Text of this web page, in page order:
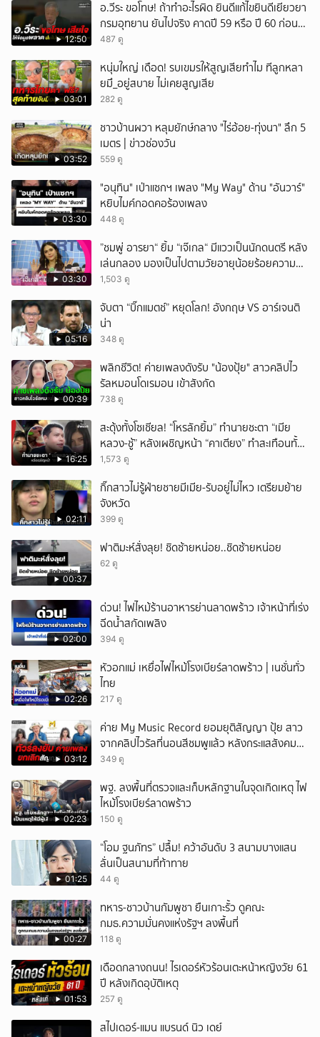
12:50
อ.วีระ ขอโทษ! ถ้าทำอะไรผิด ยินดีแก้ไขยินดีเยียวยา
กรมอุทยาน ยันไปจริง คาดปี 59 หรือ ปี 60 ก่อน
ปิดให้พัก
487 ดู
03:01
หนุ่มใหญ่ เดือด! รบเขมรให้สูญเสียทำไม ทีลูกหลา
ยมึ_อยู่สบาย ไม่เคยสูญเสีย
282 ดู
03:52
ชาวบ้านผวา หลุมยักษ์กลาง "ไร่อ้อย-ทุ่งนา" ลึก 5
เมตร | ข่าวช่องวัน
559 ดู
03:30
"อนุทิน" เป่าแซกฯ เพลง "My Way" ด้าน "อันวาร์"
หยิบไมค์กอดคอร้องเพลง
448 ดู
03:30
”ชมพู่ อารยา“ ยิ้ม “เจ๊เกล“ มีแววเป็นนักดนตรี หลัง
เล่นกลอง มองเป็นไปตามวัยอายุน้อยร้อยความ
สามารถ
1,503 ดู
05:16
จับตา “บิ๊กแมตช์” หยุดโลก! อังกฤษ VS อาร์เจนติ
น่า
348 ดู
00:39
พลิกชีวิต! ค่ายเพลงดังรับ "น้องปุ้ย" สาวคลิปไว
รัลหมอนโดเรมอน เข้าสังกัด
738 ดู
16:25
สะดุ้งทั้งโซเชียล! “โหรลักยิ้ม” ทำนายชะตา “เมีย
หลวง-ชู้” หลังเผชิญหน้า “คาเตียง” ทำสะเทือนทั้ง
ประเทศ
1,573 ดู
02:11
กิ๊กสาวไม่รู้ฝ่ายชายมีเมีย-รับอยู่ไม่ไหว เตรียมย้าย
จังหวัด
399 ดู
00:37
ฟาติมะห์สั่งลุย! ชิดซ้ายหน่อย..ชิดซ้ายหน่อย
62 ดู
02:00
ด่วน! ไฟไหม้ร้านอาหารย่านลาดพร้าว เจ้าหน้าที่เร่ง
ฉีดน้ำสกัดเพลิง
394 ดู
02:26
หัวอกแม่ เหยื่อไฟไหม้โรงเบียร์ลาดพร้าว | เนชั่นทั่ว
ไทย
217 ดู
03:12
ค่าย My Music Record ยอมยุติสัญญา ปุ้ย สาว
จากคลิปไวรัลที่นอนสีชมพูแล้ว หลังกระแสสังคม
และคนในวงการวิจารณ์เรื่องความเหมาะสม
349 ดู
02:23
พฐ. ลงพื้นที่ตรวจและเก็บหลักฐานในจุดเกิดเหตุ ไฟ
ไหม้โรงเบียร์ลาดพร้าว
150 ดู
01:25
“โอม ฐนภัทร” ปลื้ม! คว้าอันดับ 3 สนามบางแสน
ลั่นเป็นสนามที่ท้าทาย
44 ดู
00:27
ทหาร-ชาวบ้านกัมพูชา ยืนเกาะรั้ว ดูคณะ
กมธ.ความมั่นคงแห่งรัฐฯ ลงพื้นที่
118 ดู
01:53
เดือดกลางถนน! ไรเดอร์หัวร้อนเตะหน้าหญิงวัย 61
ปี หลังเกิดอุบัติเหตุ
257 ดู
สไปเดอร์-แมน แบรนด์ นิว เดย์
ยกเลิก